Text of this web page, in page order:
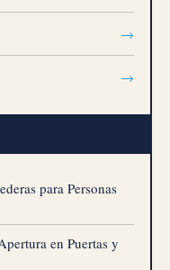
→
→
para Personas
en Puertas y